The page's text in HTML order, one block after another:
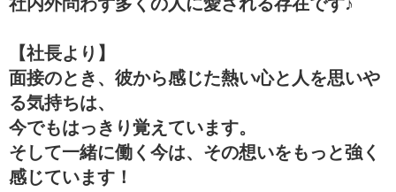
社内外問わず多くの人に愛される存在です♪
【社長より】
面接のとき、彼から感じた熱い心と人を思いや
る気持ちは、
今でもはっきり覚えています。
そして一緒に働く今は、その想いをもっと強く
感じています！